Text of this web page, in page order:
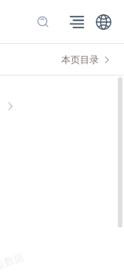
本页目录